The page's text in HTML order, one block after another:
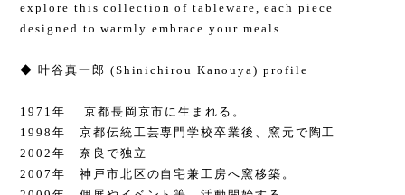
explore this collection of tableware, each piece
designed to warmly embrace your meals.
◆ 叶谷真一郎 (Shinichirou Kanouya) profile
1971年 京都長岡京市に生まれる。
1998年 京都伝統工芸専門学校卒業後、窯元で陶工
2002年 奈良で独立
2007年 神戸市北区の自宅兼工房へ窯移築。